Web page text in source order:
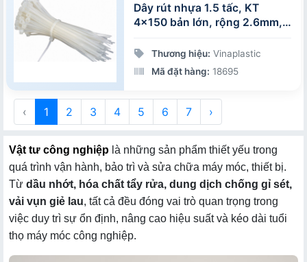
Dây rút nhựa 1.5 tấc, KT
4x150 bản lớn, rộng 2.6mm,
Thương hiệu: Vinaplastic
Mã đặt hàng: 18695
‹ 1 2 3 4 5 6 7 ›
Vật tư công nghiệp là những sản phẩm thiết yếu trong
quá trình vận hành, bảo trì và sửa chữa máy móc, thiết bị.
Từ dầu nhớt, hóa chất tẩy rửa, dung dịch chống gỉ sét,
vải vụn giẻ lau, tất cả đều đóng vai trò quan trọng trong
việc duy trì sự ổn định, nâng cao hiệu suất và kéo dài tuổi
thọ máy móc công nghiệp.